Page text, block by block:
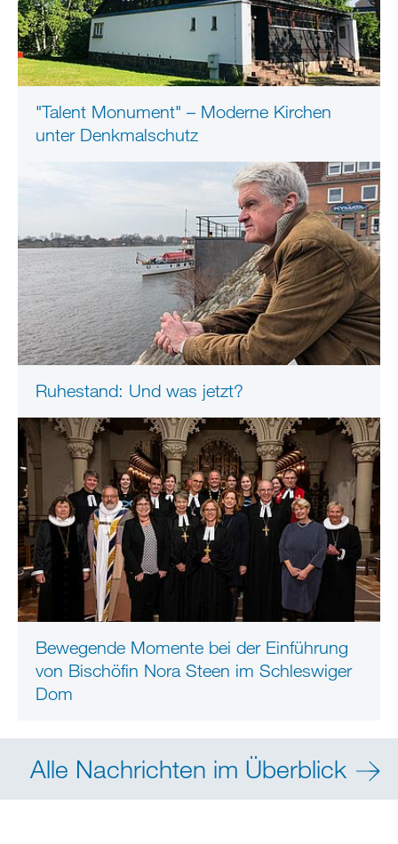
"Talent Monument" – Moderne Kirchen
unter Denkmalschutz
Ruhestand: Und was jetzt?
Bewegende Momente bei der Einführung
von Bischöfin Nora Steen im Schleswiger
Dom
Alle Nachrichten im Überblick